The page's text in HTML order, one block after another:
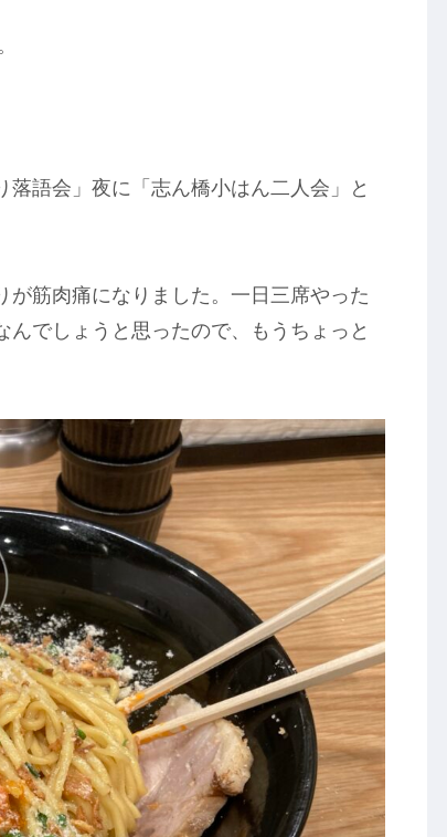
語会」夜に「志ん橋小はん二人会」と
筋肉痛になりました。一日三席やった
でしょうと思ったので、もうちょっと